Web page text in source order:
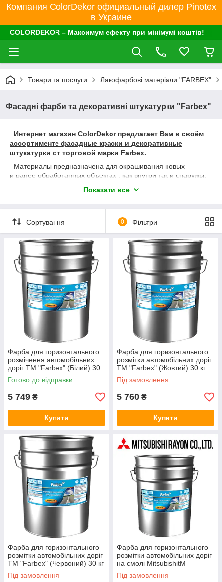
Компания ColorDekor официальный дилер Pinotex
в Украине
COLORDEKOR – Максимум ефекту при мінімумі коштів!
Товари та послуги Лакофарбові матеріали "FARBEX"
Фасадні фарби та декоративні штукатурки "Farbex"
Интернет магазин ColorDekor предлагает Вам в своём
ассортименте фасадные краски и декоративные
штукатурки от торговой марки Farbex.
Материалы предназначена для окрашивания новых
и ранее обработанных объектах , как внутри так и снаружы.
Подходят для обработки оштукатуренной и бетонной
кирпича, для использования в теплоизоляционных
комплексных системах.
тонку атмосферостійку і гідрофобну плівку з хорошою
адгезією з базовою поверхнею.
Продукт має морозостійкими і водовідштовхувальні
властивості, легко наноситься і містить активні речовини, що
запобігають ріст водоростей і грибків.
Фарби колерується в широкій колірній гамі завдяки
пігментних паст.
Екологічно чистий продукт є безпечним для вашого здоров'я.
Показати все
Сортування 0 Фільтри
Фарба для горизонтального
розмічення автомобільних
доріг ТМ "Farbex" (Білий) 30
кг
Готово до відправки
5 749 ₴
Купити
Фарба для горизонтального
розмітки автомобільних доріг
ТМ "Farbex" (Жовтий) 30 кг
Під замовлення
5 760 ₴
Купити
Фарба для горизонтального
розмітки автомобільних доріг
ТМ "Farbex" (Червоний) 30 кг
Під замовлення
Фарба для горизонтального
розмітки автомобільних доріг
на смолі MitsubishitM
"Farbex" (Білий) 25 кг
Під замовлення